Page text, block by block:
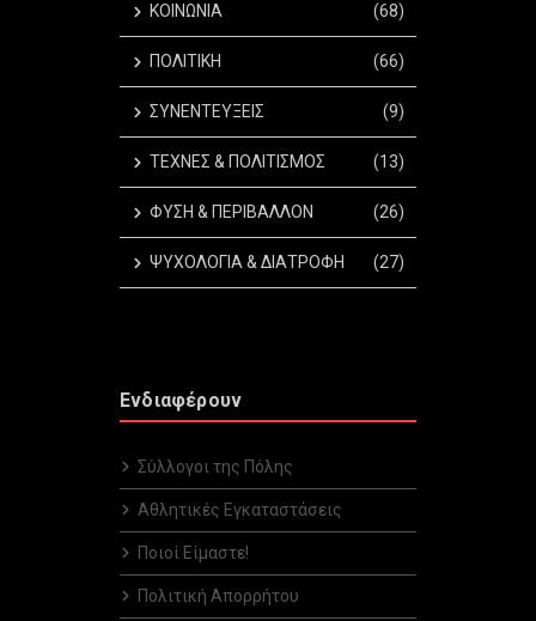
ΚΟΙΝΩΝΙΑ (68)
ΠΟΛΙΤΙΚΗ (66)
ΣΥΝΕΝΤΕΥΞΕΙΣ (9)
ΤΕΧΝΕΣ & ΠΟΛΙΤΙΣΜΟΣ (13)
ΦΥΣΗ & ΠΕΡΙΒΑΛΛΟΝ (26)
ΨΥΧΟΛΟΓΙΑ & ΔΙΑΤΡΟΦΗ (27)
Ενδιαφέρουν
Σύλλογοι της Πόλης
Αθλητικές Εγκαταστάσεις
Ποιοί Είμαστε!
Πολιτική Απορρήτου